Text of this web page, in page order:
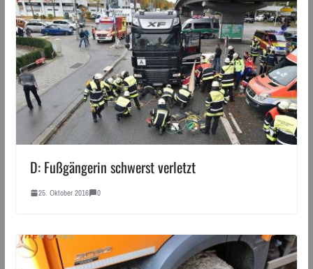
D: Fußgängerin schwerst verletzt
25. Oktober 2016 0